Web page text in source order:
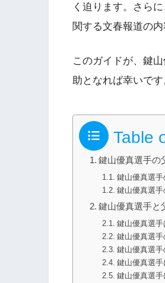
く迫ります。さら
関する文春報道の
このガイドが、鍵
助となれば幸いです
Table
鍵山優真選手の
鍵山優真選
鍵山優真選
鍵山優真選手と
鍵山優真選
鍵山優真選
鍵山優真選
鍵山優真選
鍵山優真選